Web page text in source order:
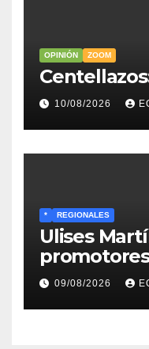
OPINIÓN ZOOM
10/08/2026
* REGIONALES
Ulises
encuentro
lunes en
de los
09/08/2026